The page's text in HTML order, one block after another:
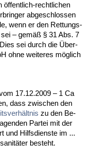
öffent­lich-recht­li­chen
ab­ge­schlos­sen
wenn er den Ret­tungs­
– gemäß § 31 Abs. 7
sei durch die Über­
oh­ne wei­te­res möglich
17.12.2009 – 1 Ca
dass zwi­schen den
zu den Be­
Par­tei mit der
und Hilfs­diens­te im ...
be­steht.